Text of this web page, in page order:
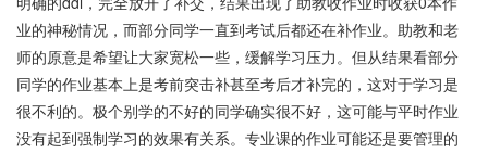
业的神秘情况，而部分同学一直到考试后都还在补作业。助教和老
师的原意是希望让大家宽松一些，缓解学习压力。但从结果看部分
同学的作业基本上是考前突击补甚至考后才补完的，这对于学习是
很不利的。极个别学的不好的同学确实很不好，这可能与平时作业
没有起到强制学习的效果有关系。专业课的作业可能还是要管理的